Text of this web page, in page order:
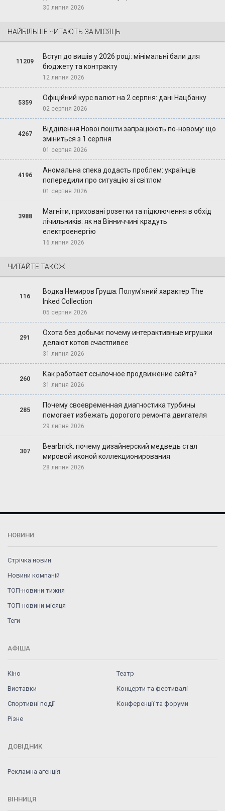
30 липня 2026
НАЙБІЛЬШЕ ЧИТАЮТЬ ЗА МІСЯЦЬ
11209
Вступ до вишів у 2026 році: мінімальні бали для
бюджету та контракту
12 липня 2026
5359
Офіційний курс валют на 2 серпня: дані Нацбанку
02 серпня 2026
4267
Відділення Нової пошти запрацюють по-новому: що
зміниться з 1 серпня
01 серпня 2026
4196
Аномальна спека додасть проблем: українців
попередили про ситуацію зі світлом
01 серпня 2026
3988
Магніти, приховані розетки та підключення в обхід
лічильників: як на Вінниччині крадуть
електроенергію
16 липня 2026
ЧИТАЙТЕ ТАКОЖ
116
Водка Немиров Груша: Полум'яний характер The
Inked Collection
05 серпня 2026
291
Охота без добычи: почему интерактивные игрушки
делают котов счастливее
31 липня 2026
260
Как работает ссылочное продвижение сайта?
31 липня 2026
285
Почему своевременная диагностика турбины
помогает избежать дорогого ремонта двигателя
29 липня 2026
307
Bearbrick: почему дизайнерский медведь стал
мировой иконой коллекционирования
28 липня 2026
НОВИНИ
Стрічка новин
Новини компаній
ТОП-новини тижня
ТОП-новини місяця
Теги
АФІША
Кіно
Театр
Виставки
Концерти та фестивалі
Спортивні події
Конференції та форуми
Різне
ДОВІДНИК
Рекламна агенція
ВІННИЦЯ